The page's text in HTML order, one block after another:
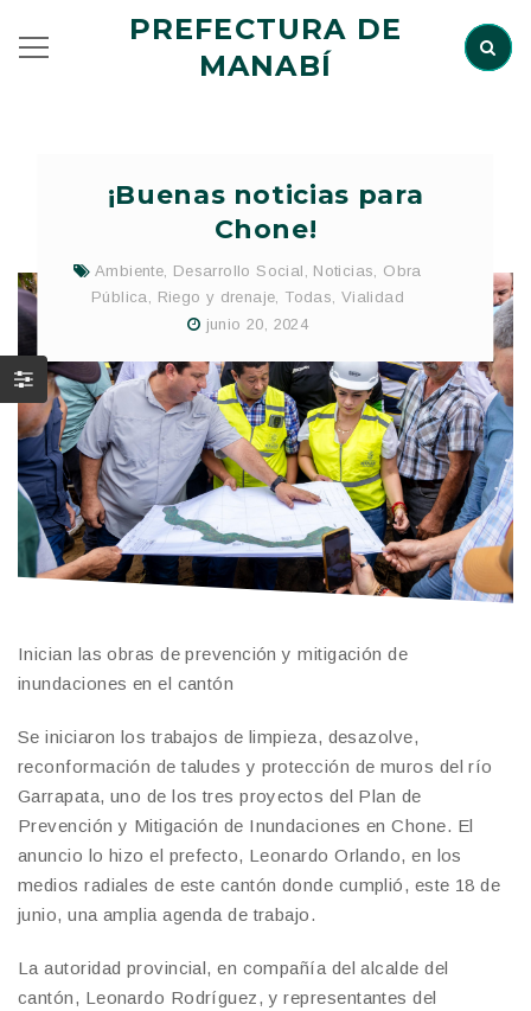
PREFECTURA DE
MANABÍ
¡Buenas noticias para
Chone!
Ambiente, Desarrollo Social , Noticias, Obra
Pública, Riego y drenaje, Todas, Vialidad
junio 20, 2024
Inician las obras de prevención y mitigación de
inundaciones en el cantón
Se iniciaron los trabajos de limpieza, desazolve,
reconformación de taludes y protección de muros del río
Garrapata, uno de los tres proyectos del Plan de
Prevención y Mitigación de Inundaciones en Chone. El
anuncio lo hizo el prefecto, Leonardo Orlando, en los
medios radiales de este cantón donde cumplió, este 18 de
junio, una amplia agenda de trabajo.
La autoridad provincial, en compañía del alcalde del
cantón, Leonardo Rodríguez, y representantes del